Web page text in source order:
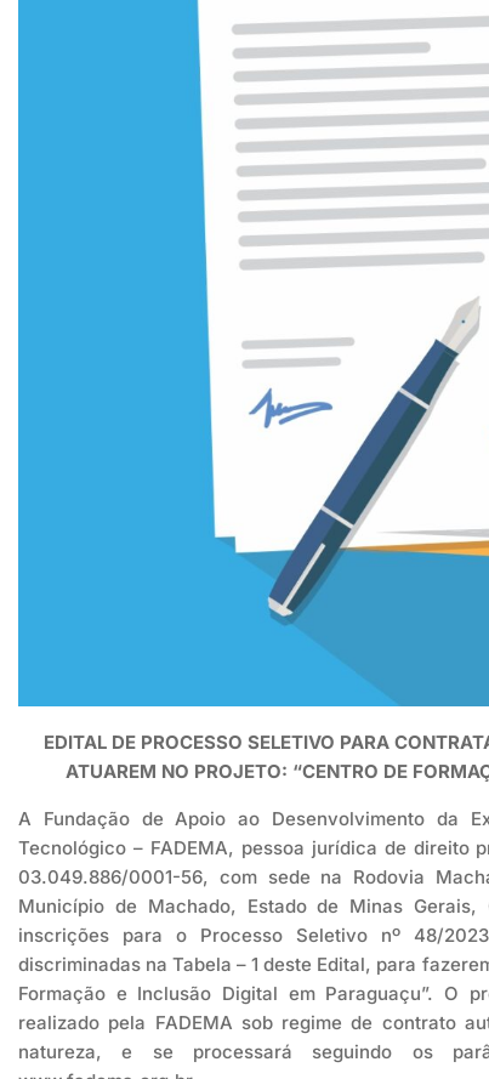
EDITAL DE PROCESSO SELETIVO PARA
ATUAREM NO PROJETO: “CENTRO DE
A Fundação de Apoio ao Desenvolvimento da
Tecnológico – FADEMA, pessoa jurídica de direito
03.049.886/0001-56, com sede na Rodovia
Município de Machado, Estado de Minas
inscrições para o Processo Seletivo nº 48/
discriminadas na Tabela – 1 deste Edital, para
Formação e Inclusão Digital em Paraguaçu”. O
realizado pela FADEMA sob regime de contrato
natureza, e se processará seguindo os